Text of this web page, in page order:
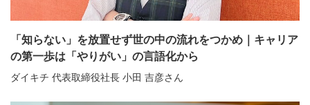
「知らない」を放置せず世の中の流れをつかめ｜キャリア
の第一歩は「やりがい」の言語化から
ダイキチ 代表取締役社長 小田 吉彦さん